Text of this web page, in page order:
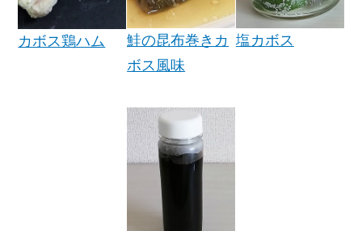
カボス鶏ハム
鮭の昆布巻きカ
ボス風味
塩カボス